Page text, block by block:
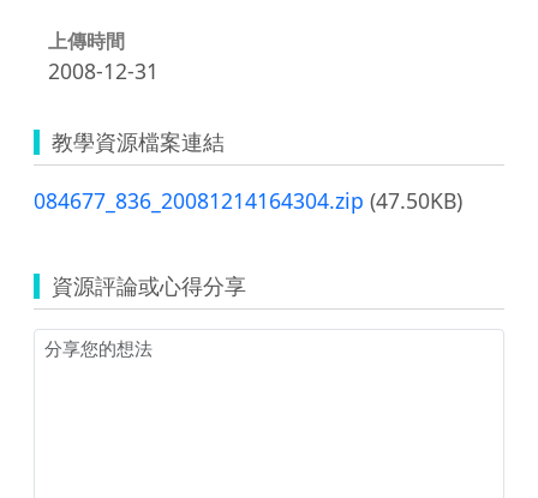
上傳時間
2008-12-31
教學資源檔案連結
084677_836_20081214164304.zip (47.50KB)
資源評論或心得分享